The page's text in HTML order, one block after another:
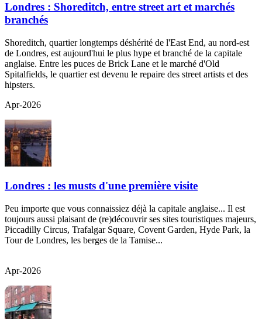
Londres : Shoreditch, entre street art et marchés
branchés
Shoreditch, quartier longtemps déshérité de l'East End, au nord-est
de Londres, est aujourd'hui le plus hype et branché de la capitale
anglaise. Entre les puces de Brick Lane et le marché d'Old
Spitalfields, le quartier est devenu le repaire des street artists et des
hipsters.
Apr-2026
Londres : les musts d'une première visite
Peu importe que vous connaissiez déjà la capitale anglaise... Il est
toujours aussi plaisant de (re)découvrir ses sites touristiques majeurs,
Piccadilly Circus, Trafalgar Square, Covent Garden, Hyde Park, la
Tour de Londres, les berges de la Tamise...
Apr-2026